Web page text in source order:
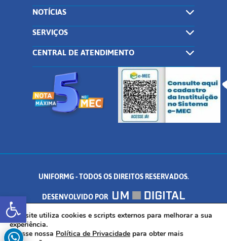
Abrir a barra de ferramentas
NOTÍCIAS
SERVIÇOS
CENTRAL DE ATENDIMENTO
UNIFORMG - TODOS OS DIREITOS RESERVADOS.
DESENVOLVIDO POR
AV. DR. ARNALDO DE SENNA, 328 - PALMEIRAS, FORMIGA/MG - CEP:
35.574.530
Este site utiliza cookies e scripts externos para melhorar a sua
experiência.
Acesse nossa Política de Privacidade para obter mais